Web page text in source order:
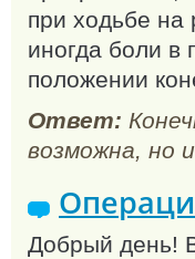
при ходьбе на
иногда боли в
положении
Ответ:
возможна, но
Добрый день!